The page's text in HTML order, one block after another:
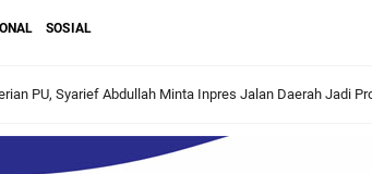
SOSIAL
PU, Syarief Abdullah Minta Inpres Jalan Daerah Jadi
Ijtima untuk Perkuat Ukhuwah dan Syiar Keagamaan